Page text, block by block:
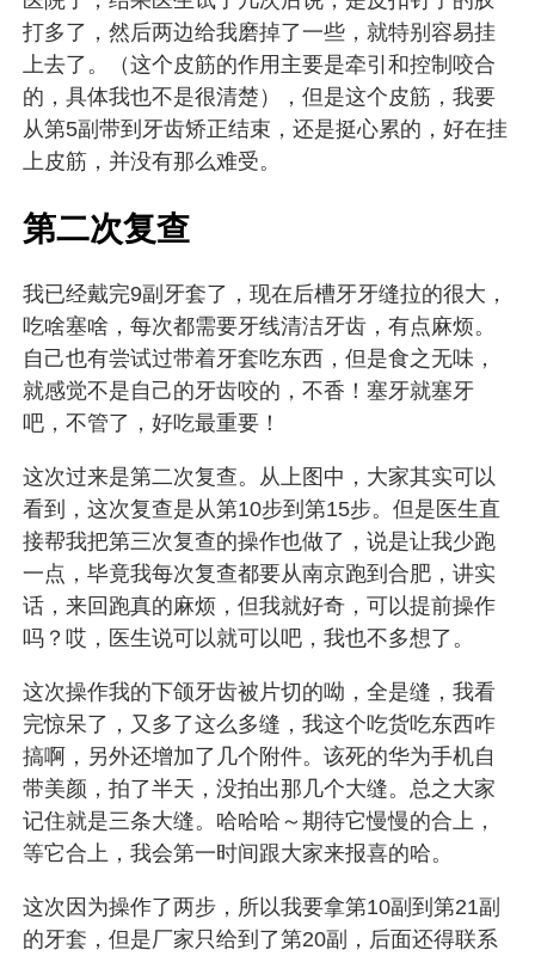
打多了，然后两边给我磨掉了一些，就特别容易挂
上去了。（这个皮筋的作用主要是牵引和控制咬合
的，具体我也不是很清楚），但是这个皮筋，我要
从第5副带到牙齿矫正结束，还是挺心累的，好在挂
上皮筋，并没有那么难受。
第二次复查
我已经戴完9副牙套了，现在后槽牙牙缝拉的很大，
吃啥塞啥，每次都需要牙线清洁牙齿，有点麻烦。
自己也有尝试过带着牙套吃东西，但是食之无味，
就感觉不是自己的牙齿咬的，不香！塞牙就塞牙
吧，不管了，好吃最重要！
这次过来是第二次复查。从上图中，大家其实可以
看到，这次复查是从第10步到第15步。但是医生直
接帮我把第三次复查的操作也做了，说是让我少跑
一点，毕竟我每次复查都要从南京跑到合肥，讲实
话，来回跑真的麻烦，但我就好奇，可以提前操作
吗？哎，医生说可以就可以吧，我也不多想了。
这次操作我的下颌牙齿被片切的呦，全是缝，我看
完惊呆了，又多了这么多缝，我这个吃货吃东西咋
搞啊，另外还增加了几个附件。该死的华为手机自
带美颜，拍了半天，没拍出那几个大缝。总之大家
记住就是三条大缝。哈哈哈～期待它慢慢的合上，
等它合上，我会第一时间跟大家来报喜的哈。
这次因为操作了两步，所以我要拿第10副到第21副
的牙套，但是厂家只给到了第20副，后面还得联系